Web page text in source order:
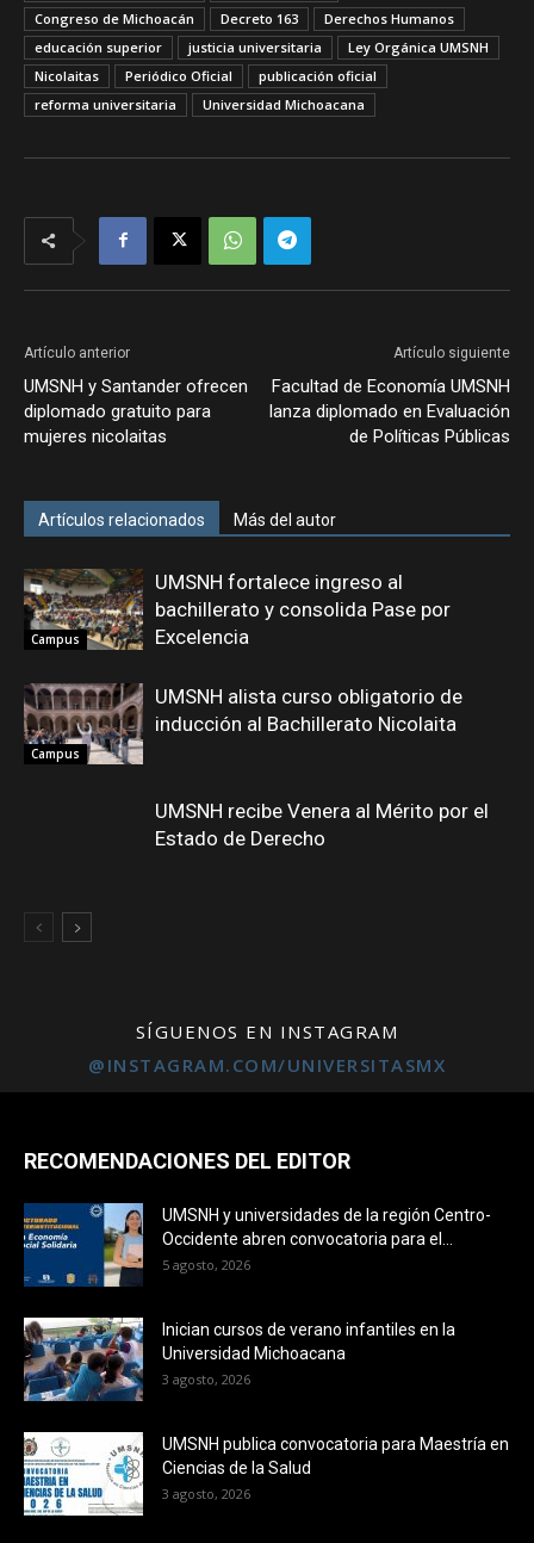
Congreso de Michoacán
Decreto 163
Derechos Humanos
educación superior
justicia universitaria
Ley Orgánica UMSNH
Nicolaitas
Periódico Oficial
publicación oficial
reforma universitaria
Universidad Michoacana
Artículo anterior
UMSNH y Santander ofrecen
diplomado gratuito para
mujeres nicolaitas
Artículo siguiente
Facultad de Economía UMSNH
lanza diplomado en Evaluación
de Políticas Públicas
Artículos relacionados Más del autor
Campus
UMSNH fortalece ingreso al
bachillerato y consolida Pase por
Excelencia
Campus
UMSNH alista curso obligatorio de
inducción al Bachillerato Nicolaita
UMSNH recibe Venera al Mérito por el
Estado de Derecho
SÍGUENOS EN INSTAGRAM
@INSTAGRAM.COM/UNIVERSITASMX
RECOMENDACIONES DEL EDITOR
UMSNH y universidades de la región Centro-
Occidente abren convocatoria para el...
5 agosto, 2026
Inician cursos de verano infantiles en la
Universidad Michoacana
3 agosto, 2026
UMSNH publica convocatoria para Maestría en
Ciencias de la Salud
3 agosto, 2026